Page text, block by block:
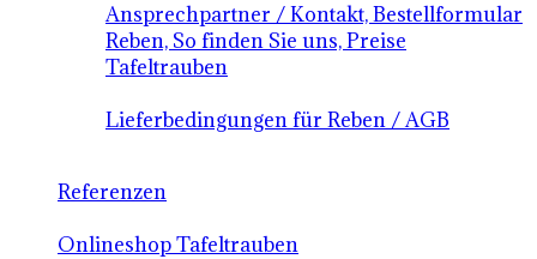
Ansprechpartner / Kontakt, Bestellformular
Reben, So finden Sie uns, Preise
Tafeltrauben
Lieferbedingungen für Reben / AGB
Referenzen
Onlineshop Tafeltrauben